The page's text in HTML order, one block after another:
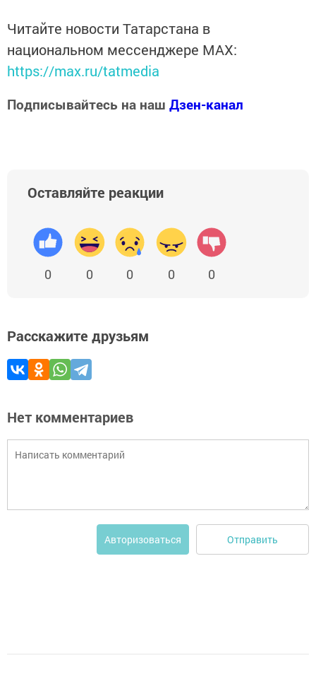
Читайте новости Татарстана в
национальном мессенджере MАХ:
https://max.ru/tatmedia
Подписывайтесь на наш Дзен-канал
Оставляйте реакции
0 0 0 0 0
Расскажите друзьям
Нет комментариев
Авторизоваться Отправить